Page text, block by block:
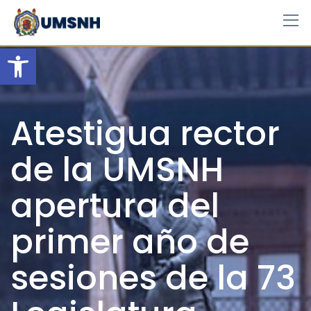
Open toolbar
Skip
content
Atestigua rector
de la UMSNH
apertura del
primer año de
sesiones de la 73